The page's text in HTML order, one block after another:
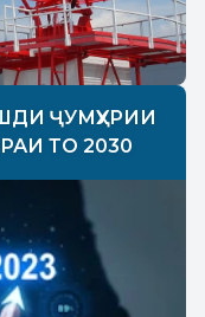
ҶУМҲУРИИ
ТО 2030